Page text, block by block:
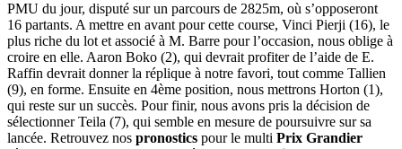
PMU du jour, disputé sur un parcours de 2825m, où s’opposeront
16 partants. A mettre en avant pour cette course, Vinci Pierji (16), le
plus riche du lot et associé à M. Barre pour l’occasion, nous oblige à
croire en elle. Aaron Boko (2), qui devrait profiter de l’aide de E.
Raffin devrait donner la réplique à notre favori, tout comme Tallien
(9), en forme. Ensuite en 4ème position, nous mettrons Horton (1),
qui reste sur un succès. Pour finir, nous avons pris la décision de
sélectionner Teila (7), qui semble en mesure de poursuivre sur sa
lancée. Retrouvez nos pronostics pour le multi Prix Grandier